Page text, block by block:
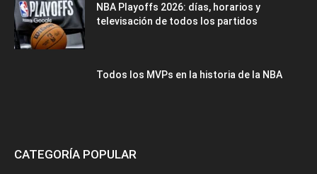
NBA Playoffs 2026: días, horarios y
televisación de todos los partidos
Todos los MVPs en la historia de la NBA
CATEGORÍA POPULAR